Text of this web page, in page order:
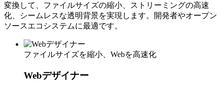
変換して、ファイルサイズの縮小、ストリーミングの高速
化、シームレスな透明背景を実現します。開発者やオープン
ソースエコシステムに最適です。
ファイルサイズを縮小、Webを高速化
Webデザイナー